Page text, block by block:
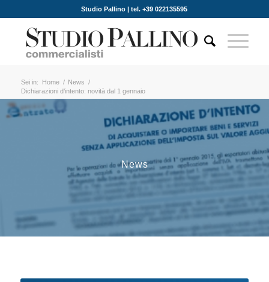
Studio Pallino | tel. +39 022135595
Sei in: Home / News /
Dichiarazioni d’intento: novità dal 1 gennaio
News